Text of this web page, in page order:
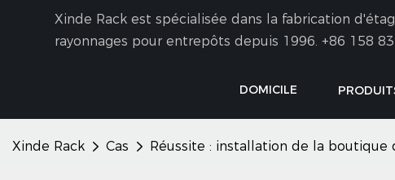
Xinde Rack est spécialisée dans la fabrication
rayonnages pour entrepôts depuis 1996. +86 158
DOMICILE
Xinde Rack Cas Réussite : installation de la boutique